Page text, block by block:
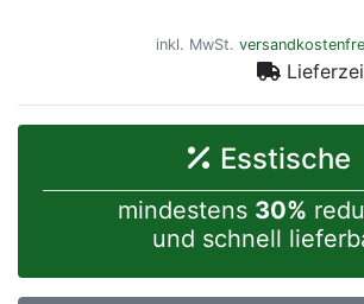
inkl. MwSt.
Esstische
mindestens 30%
und schnell